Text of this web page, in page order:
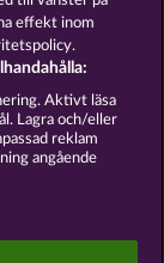
köpet
för
effekt inom
Aktivt läsa
Lagra och/eller
reklam
angående